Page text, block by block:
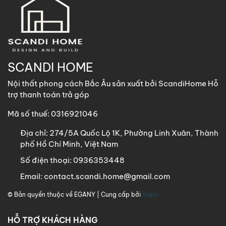
trách nhiệm toàn bộ qua các phương thức: Gửi nhà xe,
GHN, Viettel Post, Nhất Tín,…
Sản phẩm trên 1m8 ScandiHome chưa hỗ trợ vận chuyển
trợ nếu cần thiết.
SCANDI HOME
Nội thất phong cách Bắc Âu sản xuất bởi ScandiHome Hỗ
trợ thanh toán trả góp
Mã số thuế: 0316921046
Địa chỉ: 274/5A Quốc Lộ 1K, Phường Linh Xuân, Thành
phố Hồ Chí Minh, Việt Nam
Số điện thoại: 0936353448
Email: contact.scandi.home@gmail.com
© Bản quyền thuộc về EGANY | Cung cấp bởi Sapo
HỖ TRỢ KHÁCH HÀNG